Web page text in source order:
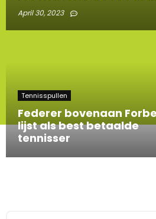
April 30, 2023
Tennisspullen
Federer bovenaan
lijst als best betaalde
tennisser